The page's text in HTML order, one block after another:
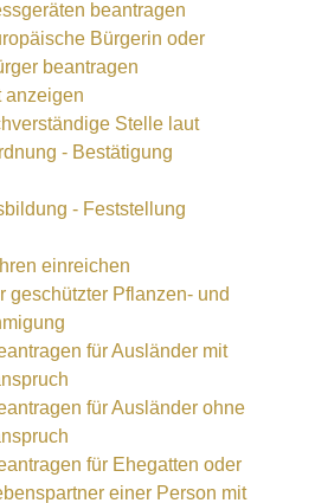
beantragen
Bürgerin oder
beantragen
anzeigen
Stelle laut
- Bestätigung
- Feststellung
einreichen
geschützter Pflanzen- und
für Ausländer mit
für Ausländer ohne
für Ehegatten oder
einer Person mit